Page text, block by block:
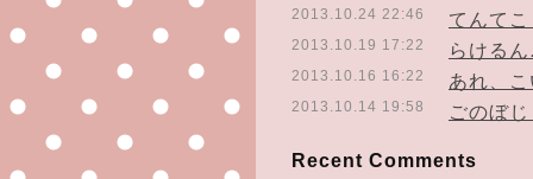
2013.10.24 22:46 てんて
2013.10.19 17:22 らけるん
2013.10.16 16:22 あれ、
2013.10.14 19:58 ごのぼ
Recent Comments